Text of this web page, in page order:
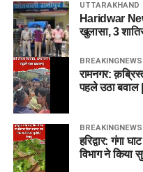
UTTARAKHAND
Haridwar
खुलासा, 3
BREAKINGNEWS
रामनगर:
पहले उठा बवाल |
BREAKINGNEWS
हरिद्वार: गंगा
विभाग ने किया